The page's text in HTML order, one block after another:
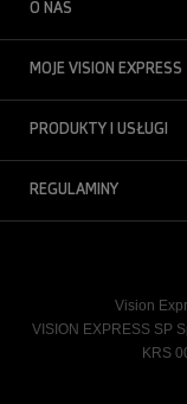
O NAS
MOJE VISION EXPRESS
PRODUKTY I USŁUGI
REGULAMINY
Vision
VISION EXPRESS SP
KRS